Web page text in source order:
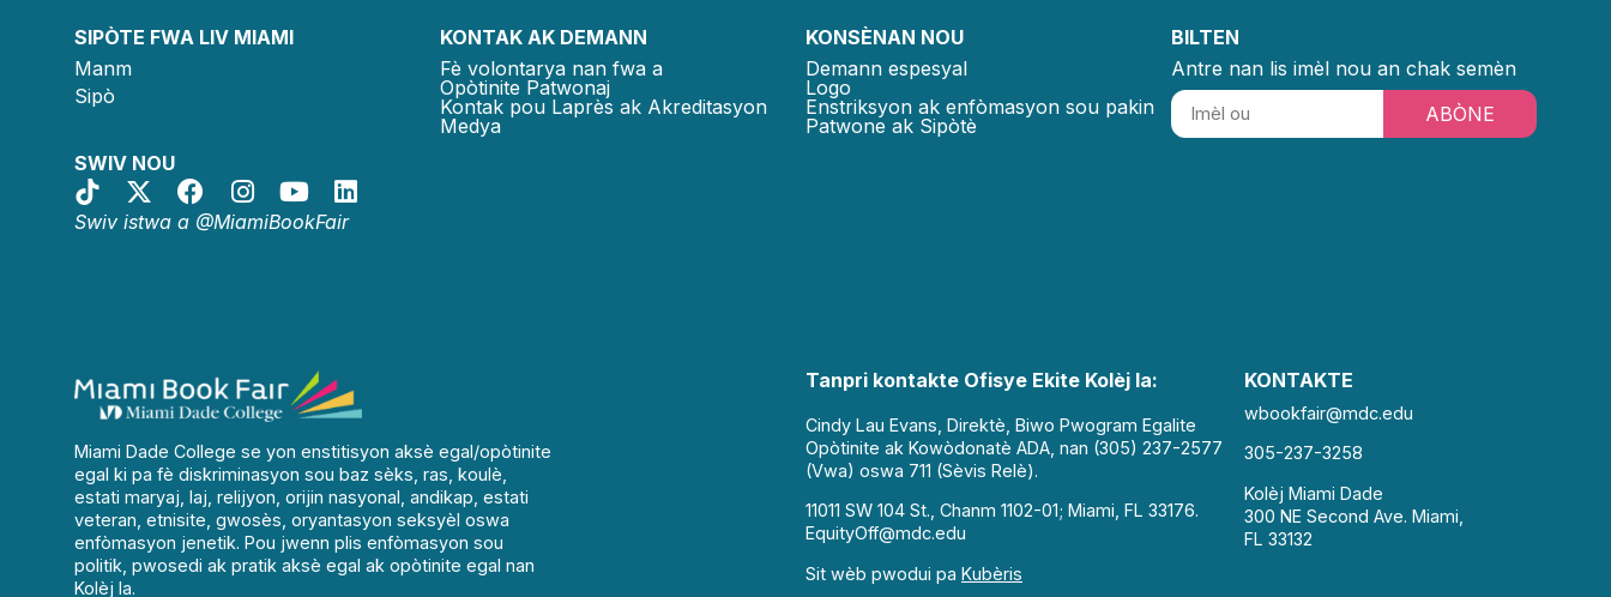
SIPÒTE FWA LIV MIAMI
Manm
Sipò
SWIV NOU
Swiv istwa a @MiamiBookFair
KONTAK AK DEMANN
Fè volontarya nan fwa a
Opòtinite Patwonaj
Kontak pou Laprès ak Akreditasyon
Medya
KONSÈNAN NOU
Demann espesyal
Logo
Enstriksyon ak enfòmasyon sou pakin
Patwone ak Sipòtè
BILTEN
Antre nan lis imèl nou an chak semèn
ABÒNE
Miami Dade College se yon enstitisyon aksè egal/opòtinite
egal ki pa fè diskriminasyon sou baz sèks, ras, koulè,
estati maryaj, laj, relijyon, orijin nasyonal, andikap, estati
veteran, etnisite, gwosès, oryantasyon seksyèl oswa
enfòmasyon jenetik. Pou jwenn plis enfòmasyon sou
politik, pwosedi ak pratik aksè egal ak opòtinite egal nan
Kolèj la.
Tanpri kontakte Ofisye Ekite Kolèj la:
Cindy Lau Evans, Direktè, Biwo Pwogram Egalite
Opòtinite ak Kowòdonatè ADA, nan (305) 237-2577
(Vwa) oswa 711 (Sèvis Relè).
11011 SW 104 St., Chanm 1102-01; Miami, FL 33176.
EquityOff@mdc.edu
Sit wèb pwodui pa Kubèris
KONTAKTE
wbookfair@mdc.edu
305-237-3258
Kolèj Miami Dade
300 NE Second Ave. Miami,
FL 33132